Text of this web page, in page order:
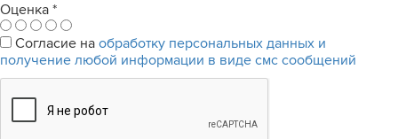
Оценка *
Согласие на обработку персональных данных и
получение любой информации в виде смс сообщений